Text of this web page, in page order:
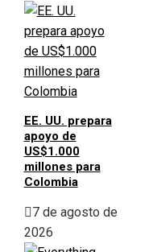
EE. UU. prepara
apoyo de
US$1.000
millones para
Colombia
7 de agosto de
2026